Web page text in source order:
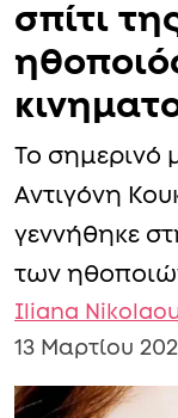
σπίτι
Το σημερινό
Αντιγόνη
γεννήθηκε
των
Iliana
13 Μαρτίου